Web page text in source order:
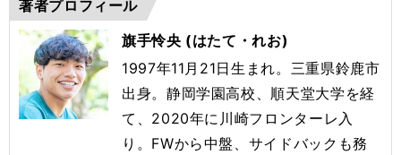
著者プロフィール
旗手怜央 (はたて・れお)
1997年11月21日生まれ。三重県鈴鹿市
出身。静岡学園高校、順天堂大学を経
て、2020年に川崎フロンターレ入
り。FWから中盤、サイドバックも務